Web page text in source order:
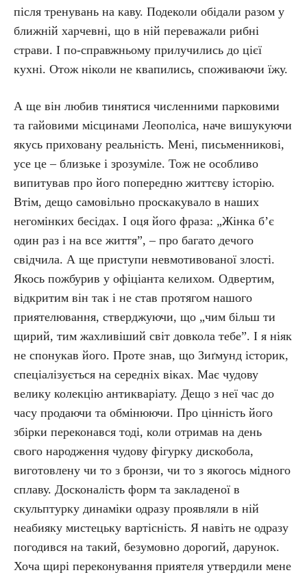
після тренувань на каву. Подеколи обідали разом у
ближній харчевні, що в ній переважали рибні
страви. І по-справ­жньо­му прилучились до цієї
кухні. Отож ніколи не квапились, споживаючи їжу.
А ще він любив тинятися численними парковими
та гайовими місцинами Леополіса, наче вишукуючи
якусь приховану реальність. Мені, письменникові,
усе це – близьке і зрозуміле. Тож не особливо
випитував про його попередню життєву історію.
Втім, дещо самовільно проскакувало в наших
негомінких бесідах. І оця його фраза: „Жінка б’є
один раз і на все життя”, – про багато дечого
свідчила. А ще приступи невмотивованої злості.
Якось пожбурив у офіціанта келихом. Одвертим,
відкритим він так і не став протягом нашого
приятелювання, стверджуючи, що „чим більш ти
щирий, тим жахливіший світ довкола тебе”. І я ніяк
не спонукав його. Проте знав, що Зиґмунд історик,
спеціалізується на середніх віках. Має чудову
велику колекцію антикваріату. Дещо з неї час до
часу продаючи та обмінюючи. Про цінність його
збірки переконався тоді, коли отримав на день
свого народження чудову фігурку дискобола,
виготовлену чи то з бронзи, чи то з якогось мідного
сплаву. Досконалість форм та закладеної в
скульптурку динаміки одразу проявляли в ній
неабияку мистецьку вартісність. Я навіть не одразу
погодився на такий, безумовно дорогий, дарунок.
Хоча щирі переконування приятеля утвердили мене